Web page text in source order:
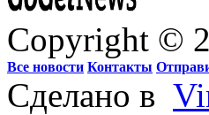
Copyright ©
Все новости Контакты
Сделано в